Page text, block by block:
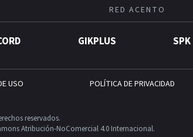
RED ACENTO
GIKPLUS SPK
USO POLÍTICA DE PRIVACIDAD
reservados.
Atribución-NoComercial 4.0 Internacional.